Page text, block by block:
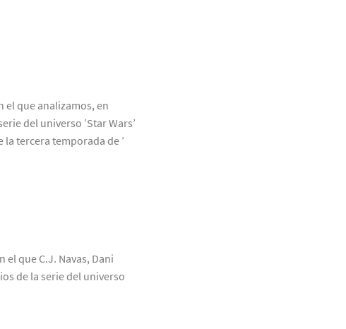
el que analizamos, en
del universo ’Star Wars’
tercera temporada de ’
el que C.J. Navas, Dani
de la serie del universo